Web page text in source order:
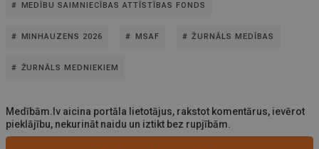
MEDĪBU SAIMNIECĪBAS ATTĪSTĪBAS FONDS
MINHAUZENS 2026 MSAF ŽURNĀLS MEDĪBAS
ŽURNĀLS MEDNIEKIEM
Medībām.lv aicina portāla lietotājus, rakstot komentārus, ievērot
pieklājību, nekurināt naidu un iztikt bez rupjībām.